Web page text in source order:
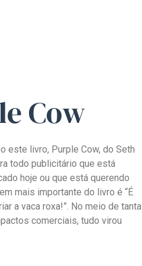
Cow
este livro, Purple Cow, do Seth
todo publicitário que está
hoje ou que está querendo
mais importante do livro é “É
a vaca roxa!”. No meio de tanta
comerciais, tudo virou